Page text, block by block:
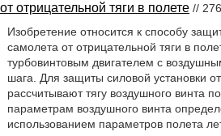
от отрицательной тяги в полете //
Изобретение относится к способу
самолета от отрицательной тяги в
турбовинтовым двигателем с
шага. Для защиты силовой установки
рассчитывают тягу воздушного винта
параметрам воздушного винта
использованием параметров полета